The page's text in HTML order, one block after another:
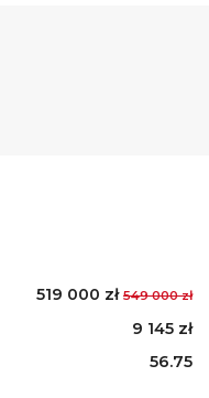
519 000 zł 549 000 zł
9 145 zł
56.75